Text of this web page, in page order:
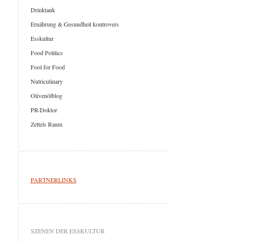
Drinktank
Ernährung & Gesundheit kontrovers
Esskultur
Food Politics
Fool for Food
Nutriculinary
Olivenölblog
PR-Doktor
Zettels Raum
PARTNERLINKS
SZENEN DER ESSKULTUR